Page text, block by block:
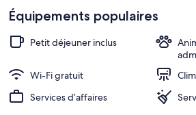
Jardin
Équipements populaires
Petit déjeuner inclus
Wi-Fi gratuit
Services d’affaires